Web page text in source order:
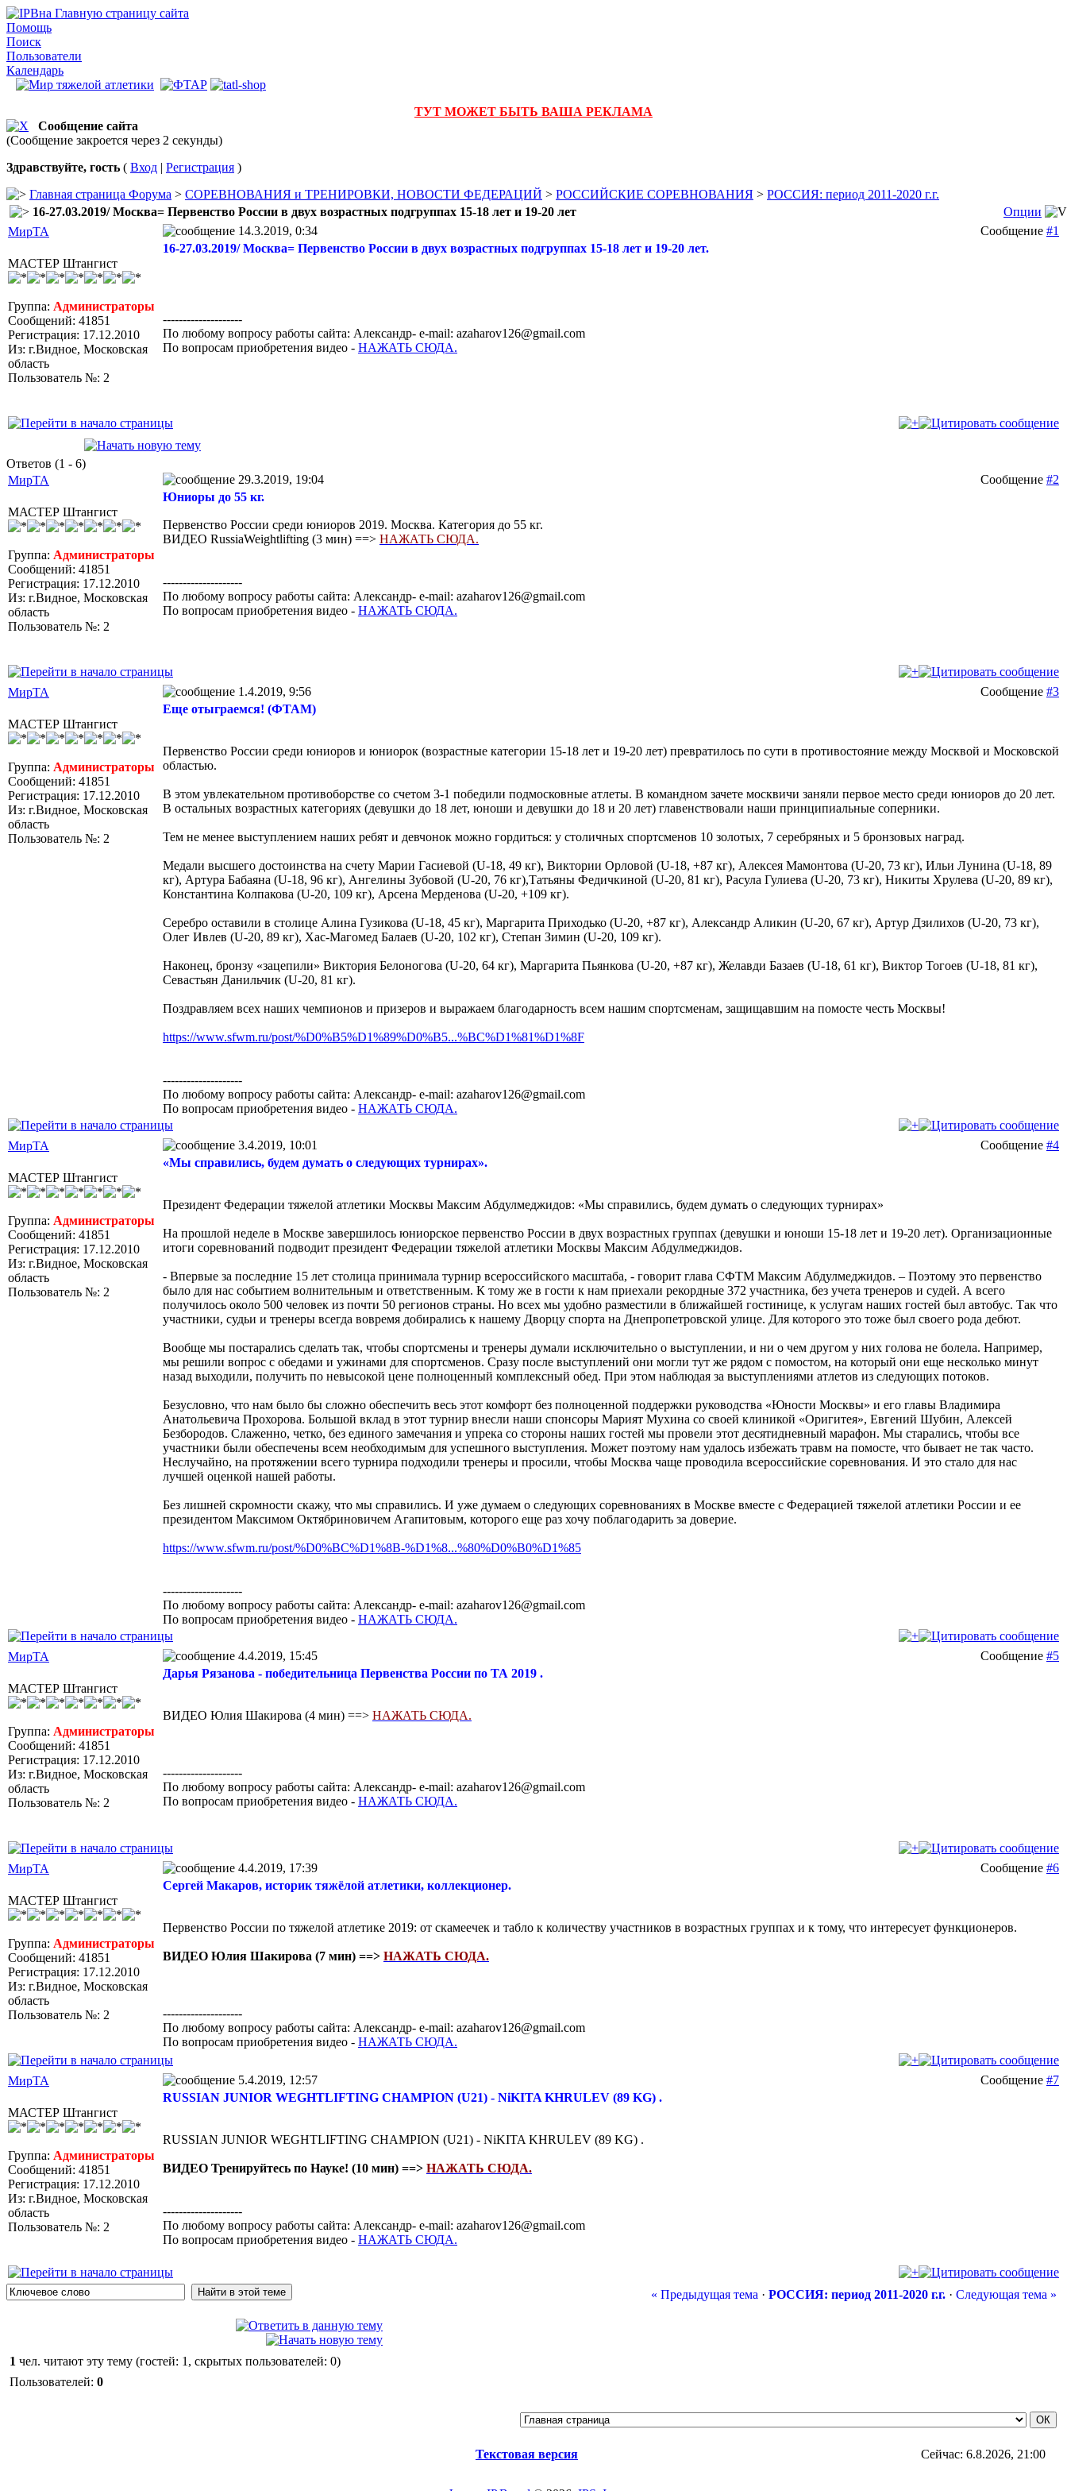
на Главную страницу сайта
Помощь
Поиск
Пользователи
Календарь
ТУТ МОЖЕТ БЫТЬ ВАША РЕКЛАМА
Сообщение сайта
(Сообщение закроется через 2 секунды)
Здравствуйте, гость ( Вход | Регистрация )
Главная страница Форума > СОРЕВНОВАНИЯ и ТРЕНИРОВКИ, НОВОСТИ ФЕДЕРАЦИЙ > РОССИЙСКИЕ СОРЕВНОВАНИЯ > РОССИЯ: период 2011-2020 г.г.
16-27.03.2019/ Москва= Первенство России в двух возрастных подгруппах 15-18 лет и 19-20 лет
Опции
МирТА
14.3.2019, 0:34 Сообщение #1
МАСТЕР Штангист
Группа: Администраторы
Сообщений: 41851
Регистрация: 17.12.2010
Из: г.Видное, Московская
область
Пользователь №: 2
16-27.03.2019/ Москва= Первенство России в двух возрастных подгруппах 15-18 лет и 19-20 лет.
--------------------
По любому вопросу работы сайта: Александр- e-mail: azaharov126@gmail.com
По вопросам приобретения видео - НАЖАТЬ СЮДА.
Ответов (1 - 6)
МирТА
29.3.2019, 19:04 Сообщение #2
МАСТЕР Штангист
Группа: Администраторы
Сообщений: 41851
Регистрация: 17.12.2010
Из: г.Видное, Московская
область
Пользователь №: 2
Юниоры до 55 кг.
Первенство России среди юниоров 2019. Москва. Категория до 55 кг.
ВИДЕО RussiaWeightlifting (3 мин) ==> НАЖАТЬ СЮДА.
--------------------
По любому вопросу работы сайта: Александр- e-mail: azaharov126@gmail.com
По вопросам приобретения видео - НАЖАТЬ СЮДА.
МирТА 1.4.2019, 9:56 Сообщение #3
МАСТЕР Штангист
Группа: Администраторы
Сообщений: 41851
Регистрация: 17.12.2010
Из: г.Видное, Московская
область
Пользователь №: 2
Еще отыграемся! (ФТАМ)
Первенство России среди юниоров и юниорок (возрастные категории 15-18 лет и 19-20 лет) превратилось по сути в противостояние между Москвой и Московской
областью.
В этом увлекательном противоборстве со счетом 3-1 победили подмосковные атлеты. В командном зачете москвичи заняли первое место среди юниоров до 20 лет.
В остальных возрастных категориях (девушки до 18 лет, юноши и девушки до 18 и 20 лет) главенствовали наши принципиальные соперники.
Тем не менее выступлением наших ребят и девчонок можно гордиться: у столичных спортсменов 10 золотых, 7 серебряных и 5 бронзовых наград.
Медали высшего достоинства на счету Марии Гасиевой (U-18, 49 кг), Виктории Орловой (U-18, +87 кг), Алексея Мамонтова (U-20, 73 кг), Ильи Лунина (U-18, 89
кг), Артура Бабаяна (U-18, 96 кг), Ангелины Зубовой (U-20, 76 кг),Татьяны Федичкиной (U-20, 81 кг), Расула Гулиева (U-20, 73 кг), Никиты Хрулева (U-20, 89 кг),
Константина Колпакова (U-20, 109 кг), Арсена Мерденова (U-20, +109 кг).
Серебро оставили в столице Алина Гузикова (U-18, 45 кг), Маргарита Приходько (U-20, +87 кг), Александр Аликин (U-20, 67 кг), Артур Дзилихов (U-20, 73 кг),
Олег Ивлев (U-20, 89 кг), Хас-Магомед Балаев (U-20, 102 кг), Степан Зимин (U-20, 109 кг).
Наконец, бронзу «зацепили» Виктория Белоногова (U-20, 64 кг), Маргарита Пьянкова (U-20, +87 кг), Желавди Базаев (U-18, 61 кг), Виктор Тогоев (U-18, 81 кг),
Севастьян Данильчик (U-20, 81 кг).
Поздравляем всех наших чемпионов и призеров и выражаем благодарность всем нашим спортсменам, защищавшим на помосте честь Москвы!
https://www.sfwm.ru/post/%D0%B5%D1%89%D0%B5...%BC%D1%81%D1%8F
--------------------
По любому вопросу работы сайта: Александр- e-mail: azaharov126@gmail.com
По вопросам приобретения видео - НАЖАТЬ СЮДА.
МирТА 3.4.2019, 10:01 Сообщение #4
МАСТЕР Штангист
Группа: Администраторы
Сообщений: 41851
Регистрация: 17.12.2010
Из: г.Видное, Московская
область
Пользователь №: 2
«Мы справились, будем думать о следующих турнирах».
Президент Федерации тяжелой атлетики Москвы Максим Абдулмеджидов: «Мы справились, будем думать о следующих турнирах»
На прошлой неделе в Москве завершилось юниорское первенство России в двух возрастных группах (девушки и юноши 15-18 лет и 19-20 лет). Организационные
итоги соревнований подводит президент Федерации тяжелой атлетики Москвы Максим Абдулмеджидов.
- Впервые за последние 15 лет столица принимала турнир всероссийского масштаба, - говорит глава СФТМ Максим Абдулмеджидов. – Поэтому это первенство
было для нас событием волнительным и ответственным. К тому же в гости к нам приехали рекордные 372 участника, без учета тренеров и судей. А всего
получилось около 500 человек из почти 50 регионов страны. Но всех мы удобно разместили в ближайшей гостинице, к услугам наших гостей был автобус. Так что
участники, судьи и тренеры всегда вовремя добирались к нашему Дворцу спорта на Днепропетровской улице. Для которого это тоже был своего рода дебют.
Вообще мы постарались сделать так, чтобы спортсмены и тренеры думали исключительно о выступлении, и ни о чем другом у них голова не болела. Например,
мы решили вопрос с обедами и ужинами для спортсменов. Сразу после выступлений они могли тут же рядом с помостом, на который они еще несколько минут
назад выходили, получить по невысокой цене полноценный комплексный обед. При этом наблюдая за выступлениями атлетов из следующих потоков.
Безусловно, что нам было бы сложно обеспечить весь этот комфорт без полноценной поддержки руководства «Юности Москвы» и его главы Владимира
Анатольевича Прохорова. Большой вклад в этот турнир внесли наши спонсоры Марият Мухина со своей клиникой «Оригитея», Евгений Шубин, Алексей
Безбородов. Слаженно, четко, без единого замечания и упрека со стороны наших гостей мы провели этот десятидневный марафон. Мы старались, чтобы все
участники были обеспечены всем необходимым для успешного выступления. Может поэтому нам удалось избежать травм на помосте, что бывает не так часто.
Неслучайно, на протяжении всего турнира подходили тренеры и просили, чтобы Москва чаще проводила всероссийские соревнования. И это стало для нас
лучшей оценкой нашей работы.
Без лишней скромности скажу, что мы справились. И уже думаем о следующих соревнованиях в Москве вместе с Федерацией тяжелой атлетики России и ее
президентом Максимом Октябриновичем Агапитовым, которого еще раз хочу поблагодарить за доверие.
https://www.sfwm.ru/post/%D0%BC%D1%8B-%D1%8...%80%D0%B0%D1%85
--------------------
По любому вопросу работы сайта: Александр- e-mail: azaharov126@gmail.com
По вопросам приобретения видео - НАЖАТЬ СЮДА.
МирТА 4.4.2019, 15:45 Сообщение #5
МАСТЕР Штангист
Группа: Администраторы
Сообщений: 41851
Регистрация: 17.12.2010
Из: г.Видное, Московская
область
Пользователь №: 2
Дарья Рязанова - победительница Первенства России по ТА 2019 .
ВИДЕО Юлия Шакирова (4 мин) ==> НАЖАТЬ СЮДА.
--------------------
По любому вопросу работы сайта: Александр- e-mail: azaharov126@gmail.com
По вопросам приобретения видео - НАЖАТЬ СЮДА.
МирТА 4.4.2019, 17:39 Сообщение #6
МАСТЕР Штангист
Группа: Администраторы
Сообщений: 41851
Регистрация: 17.12.2010
Из: г.Видное, Московская
область
Пользователь №: 2
Сергей Макаров, историк тяжёлой атлетики, коллекционер.
Первенство России по тяжелой атлетике 2019: от скамеечек и табло к количеству участников в возрастных группах и к тому, что интересует функционеров.
ВИДЕО Юлия Шакирова (7 мин) ==> НАЖАТЬ СЮДА.
--------------------
По любому вопросу работы сайта: Александр- e-mail: azaharov126@gmail.com
По вопросам приобретения видео - НАЖАТЬ СЮДА.
МирТА 5.4.2019, 12:57 Сообщение #7
МАСТЕР Штангист
Группа: Администраторы
Сообщений: 41851
Регистрация: 17.12.2010
Из: г.Видное, Московская
область
Пользователь №: 2
RUSSIAN JUNIOR WEGHTLIFTING CHAMPION (U21) - NiKITA KHRULEV (89 KG) .
RUSSIAN JUNIOR WEGHTLIFTING CHAMPION (U21) - NiKITA KHRULEV (89 KG) .
ВИДЕО Тренируйтесь по Науке! (10 мин) ==> НАЖАТЬ СЮДА.
--------------------
По любому вопросу работы сайта: Александр- e-mail: azaharov126@gmail.com
По вопросам приобретения видео - НАЖАТЬ СЮДА.
« Предыдущая тема · РОССИЯ: период 2011-2020 г.г. · Следующая тема »
1 чел. читают эту тему (гостей: 1, скрытых пользователей: 0)
Пользователей: 0
Текстовая версия Сейчас: 6.8.2026, 21:00